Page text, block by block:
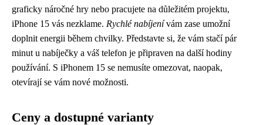
graficky náročné hry nebo pracujete na důležitém projektu,
iPhone 15 vás nezklame. Rychlé nabíjenívám zase umožní
doplnit energii během chvilky. Představte si, že vám stačí pár
minut u nabíječky a váš telefon je připraven na další hodiny
používání. S iPhonem 15 se nemusíte omezovat, naopak,
otevírají se vám nové možnosti.
Ceny a dostupné varianty